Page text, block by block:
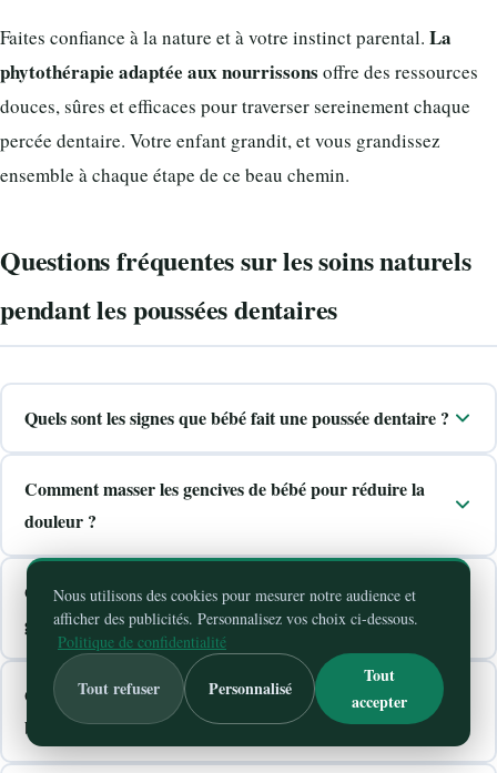
Faites confiance à la nature et à votre instinct parental. La
phytothérapie adaptée aux nourrissons offre des ressources
douces, sûres et efficaces pour traverser sereinement chaque
percée dentaire. Votre enfant grandit, et vous grandissez
ensemble à chaque étape de ce beau chemin.
Questions fréquentes sur les soins naturels
pendant les poussées dentaires
Quels sont les signes que bébé fait une poussée dentaire ?
Comment masser les gencives de bébé pour réduire la
douleur ?
Quels aliments froids peuvent calmer la douleur des
gencives ?
Quelles plantes soulagent les gencives douloureuses de
bébé ?
Nous utilisons des cookies pour mesurer notre audience et
afficher des publicités. Personnalisez vos choix ci-dessous.
Politique de confidentialité
Tout refuser Personnalisé
Tout
accepter